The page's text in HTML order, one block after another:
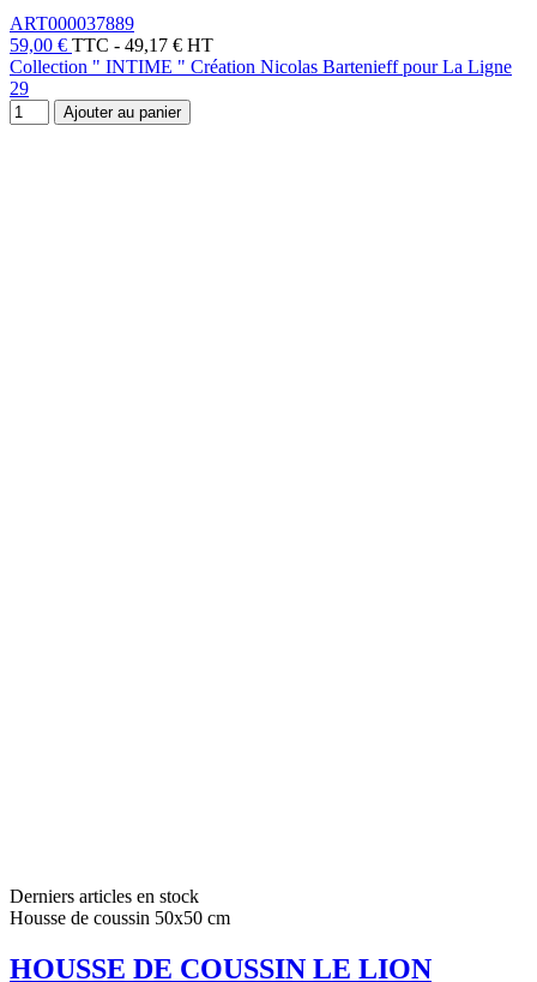
ART000037889
59,00 € TTC - 49,17 € HT
Collection " INTIME " Création Nicolas Bartenieff pour La Ligne
29
Ajouter au panier
Derniers articles en stock
Housse de coussin 50x50 cm
HOUSSE DE COUSSIN LE LION